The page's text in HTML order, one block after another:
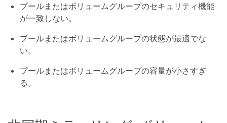
プールまたはボリュームグループのセキュリティ機能
が一致しない。
プールまたはボリュームグループの状態が最適でな
い。
プールまたはボリュームグループの容量が小さすぎ
る。